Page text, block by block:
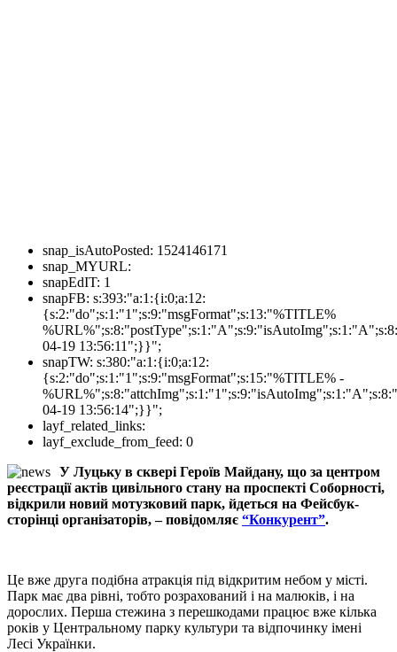
snap_isAutoPosted: 1524146171
snap_MYURL:
snapEdIT: 1
snapFB: s:393:"a:1:{i:0;a:12:
{s:2:"do";s:1:"1";s:9:"msgFormat";s:13:"%TITLE%
04-19 13:56:11";}}";
snapTW: s:380:"a:1:{i:0;a:12:
{s:2:"do";s:1:"1";s:9:"msgFormat";s:15:"%TITLE% -
04-19 13:56:14";}}";
layf_related_links:
layf_exclude_from_feed: 0
У Луцьку в сквері Героїв Майдану, що за центром
реєстрації актів цивільного стану на проспекті Соборності,
відкрили новий мотузковий парк, йдеться на Фейсбук-
сторінці організаторів, – повідомляє “Конкурент”.
Це вже друга подібна атракція під відкритим небом у місті.
Парк має два рівні, тобто розрахований і на малюків, і на
дорослих. Перша стежина з перешкодами працює вже кілька
років у Центральному парку культури та відпочинку імені
Лесі Українки.